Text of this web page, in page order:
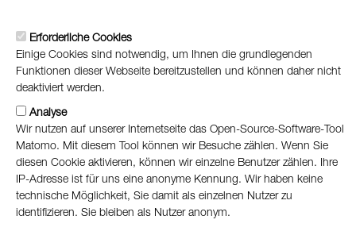
Datenschutz
Impressum
Barrierefreiheitserklärung
Erforderliche Cookies
Einige Cookies sind notwendig, um Ihnen die grundlegenden
Funktionen dieser Webseite bereitzustellen und können daher nicht
deaktiviert werden.
Analyse
Wir nutzen auf unserer Internetseite das Open-Source-Software-Tool
Matomo. Mit diesem Tool können wir Besuche zählen. Wenn Sie
diesen Cookie aktivieren, können wir einzelne Benutzer zählen. Ihre
IP-Adresse ist für uns eine anonyme Kennung. Wir haben keine
technische Möglichkeit, Sie damit als einzelnen Nutzer zu
identifizieren. Sie bleiben als Nutzer anonym.